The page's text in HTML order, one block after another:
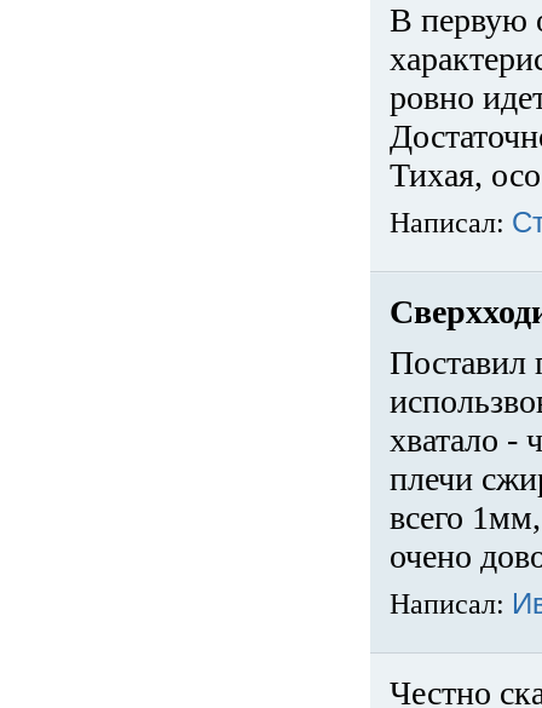
В первую
ровно
Тихая,
Написал:
Поставил
хватало -
плечи
всего
очено
Написал:
Честно